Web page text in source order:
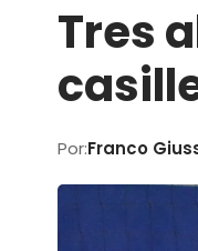
Tres
Por:Franco